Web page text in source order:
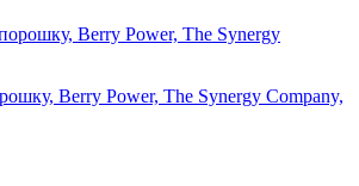
Berry Power, The Synergy Company,